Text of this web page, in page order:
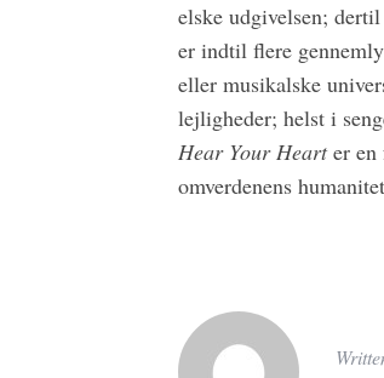
elske udgivelsen;
er indtil flere
eller musikalske
lejligheder; helst i
Hear Your Hearter en
omverdenens